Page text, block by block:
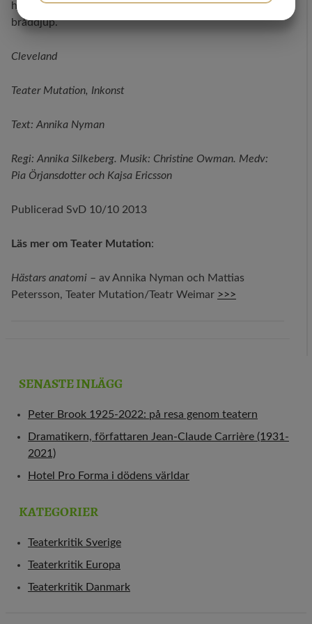
hjälplöst vanmäktiga inför tillvarons existentiella
bråddjup.
Cleveland
Teater Mutation, Inkonst
Text: Annika Nyman
Regi: Annika Silkeberg. Musik: Christine Owman. Medv:
Pia Örjansdotter och Kajsa Ericsson
Publicerad SvD 10/10 2013
Läs mer om Teater Mutation:
Hästars anatomi – av Annika Nyman och Mattias
Petersson, Teater Mutation/Teatr Weimar >>>
SENASTE INLÄGG
Peter Brook 1925-2022: på resa genom teatern
Dramatikern, författaren Jean-Claude Carrière (1931-
2021)
Hotel Pro Forma i dödens världar
KATEGORIER
Teaterkritik Sverige
Teaterkritik Europa
Teaterkritik Danmark